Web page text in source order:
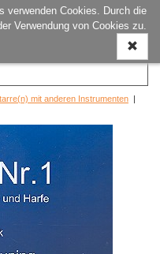
verwenden Cookies. Durch die
Verwendung von Cookies zu.
ein-/
mit anderen Instrumenten |